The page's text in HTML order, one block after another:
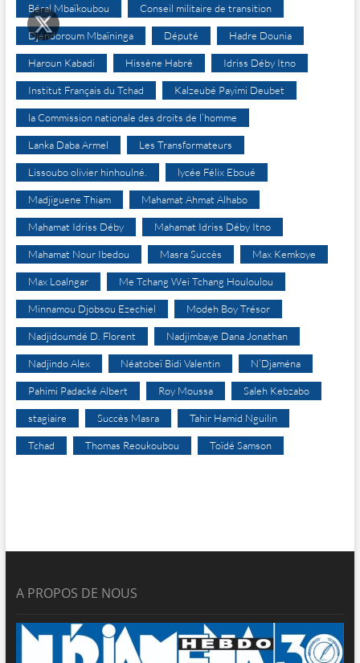
Béral Mbaïkoubou Conseil militaire de transition
Djéndoroum Mbaïninga Député Hadre Dounia
Haroun Kabadi Hissène Habré Idriss Déby Itno
Institut Français du Tchad Kalzeubé Payimi Deubet
la Commission nationale des droits de l’homme
Lanka Daba Armel Les Transformateurs
Lissoubo olivier hinhoulné. lycée Félix Eboué
Madjiguene Thiam Mahamat Ahmat Alhabo
Mahamat Idriss Déby Mahamat Idriss Déby Itno
Mahamat Nour Ibedou Masra Succès Max Kemkoye
Max Loalngar Me Tchang Wei Tchang Houloulou
Minnamou Djobsou Ezechiel Modeh Boy Trésor
Nadjidoumdé D. Florent Nadjimbaye Dana Jonathan
Nadjindo Alex Néatobeï Bidi Valentin N’Djaména
Pahimi Padacké Albert Roy Moussa Saleh Kebzabo
stagiaire Succès Masra Tahir Hamid Nguilin
Tchad Thomas Reoukoubou Toïdé Samson
A PROPOS DE NOUS